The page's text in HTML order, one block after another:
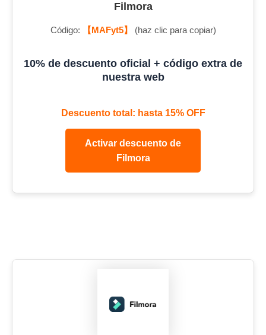
Filmora
Código: 【MAFyt5】 (haz clic para copiar)
10% de descuento oficial + código extra de
nuestra web
Descuento total: hasta 15% OFF
Activar descuento de
Filmora